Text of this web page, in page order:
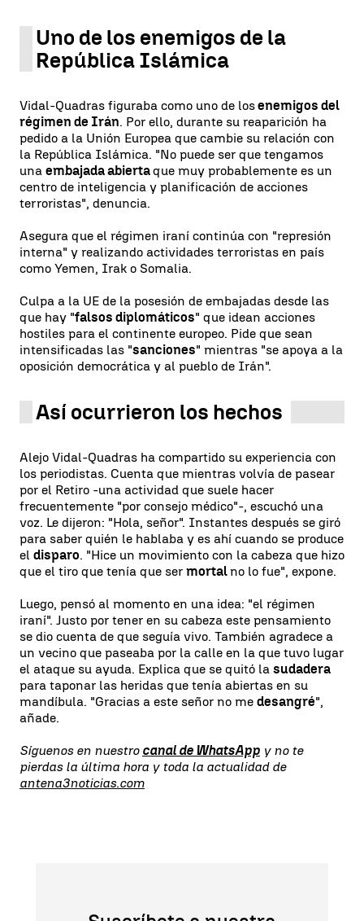
Uno de los enemigos de la
República Islámica
Vidal-Quadras figuraba como uno de losenemigos del
régimen de Irán. Por ello, durante su reaparición ha
pedido a la Unión Europea que cambie su relación con
la República Islámica. "No puede ser que tengamos
una embajada abiertaque muy probablemente es un
centro de inteligencia y planificación de acciones
terroristas", denuncia.
Asegura que el régimen iraní continúa con "represión
interna" y realizando actividades terroristas en país
como Yemen, Irak o Somalia.
Culpa a la UE de la posesión de embajadas desde las
que hay "falsos diplomáticos" que idean acciones
hostiles para el continente europeo. Pide que sean
intensificadas las "sanciones" mientras "se apoya a la
oposición democrática y al pueblo de Irán".
Así ocurrieron los hechos
Alejo Vidal-Quadras ha compartido su experiencia con
los periodistas. Cuenta que mientras volvía de pasear
por el Retiro -una actividad que suele hacer
frecuentemente "por consejo médico"-, escuchó una
voz. Le dijeron: "Hola, señor". Instantes después se giró
para saber quién le hablaba y es ahí cuando se produce
el disparo. "Hice un movimiento con la cabeza que hizo
que el tiro que tenía que ser mortalno lo fue", expone.
Luego, pensó al momento en una idea: "el régimen
iraní". Justo por tener en su cabeza este pensamiento
se dio cuenta de que seguía vivo. También agradece a
un vecino que paseaba por la calle en la que tuvo lugar
el ataque su ayuda. Explica que se quitó la sudadera
para taponar las heridas que tenía abiertas en su
mandíbula. "Gracias a este señor no me desangré",
añade.
Síguenos en nuestro canal de WhatsApp y no te
pierdas la última hora y toda la actualidad de
antena3noticias.com